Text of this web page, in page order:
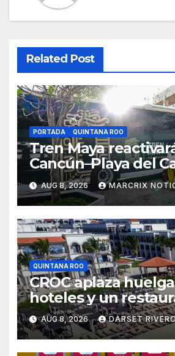
Related Post
PORTADA QUINTANA ROO
Tren Maya
Cancún–Playa del
partir del 15 de
AUG 8, 2026 MARCRIX
QUINTANA ROO
CROC aplaza
hoteles y un
Quintana Roo
AUG 8, 2026 DARSET